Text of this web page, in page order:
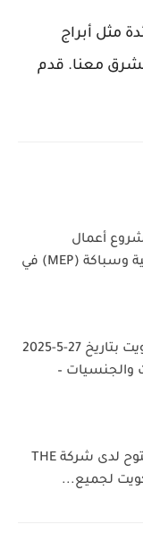
مثل أبراج
معنا. قدم
أعمال
ميكانيكية وكهربائية وسباكة (MEP) في
أفضل وظائف الكويت بتاريخ 27-5-2025
–
يوم التوظيف المفتوح لدى شركة THE